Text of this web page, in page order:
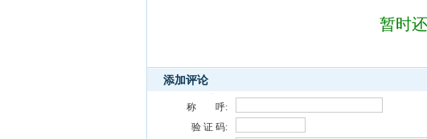
暂时
添加评论
称 呼:
验 证 码: